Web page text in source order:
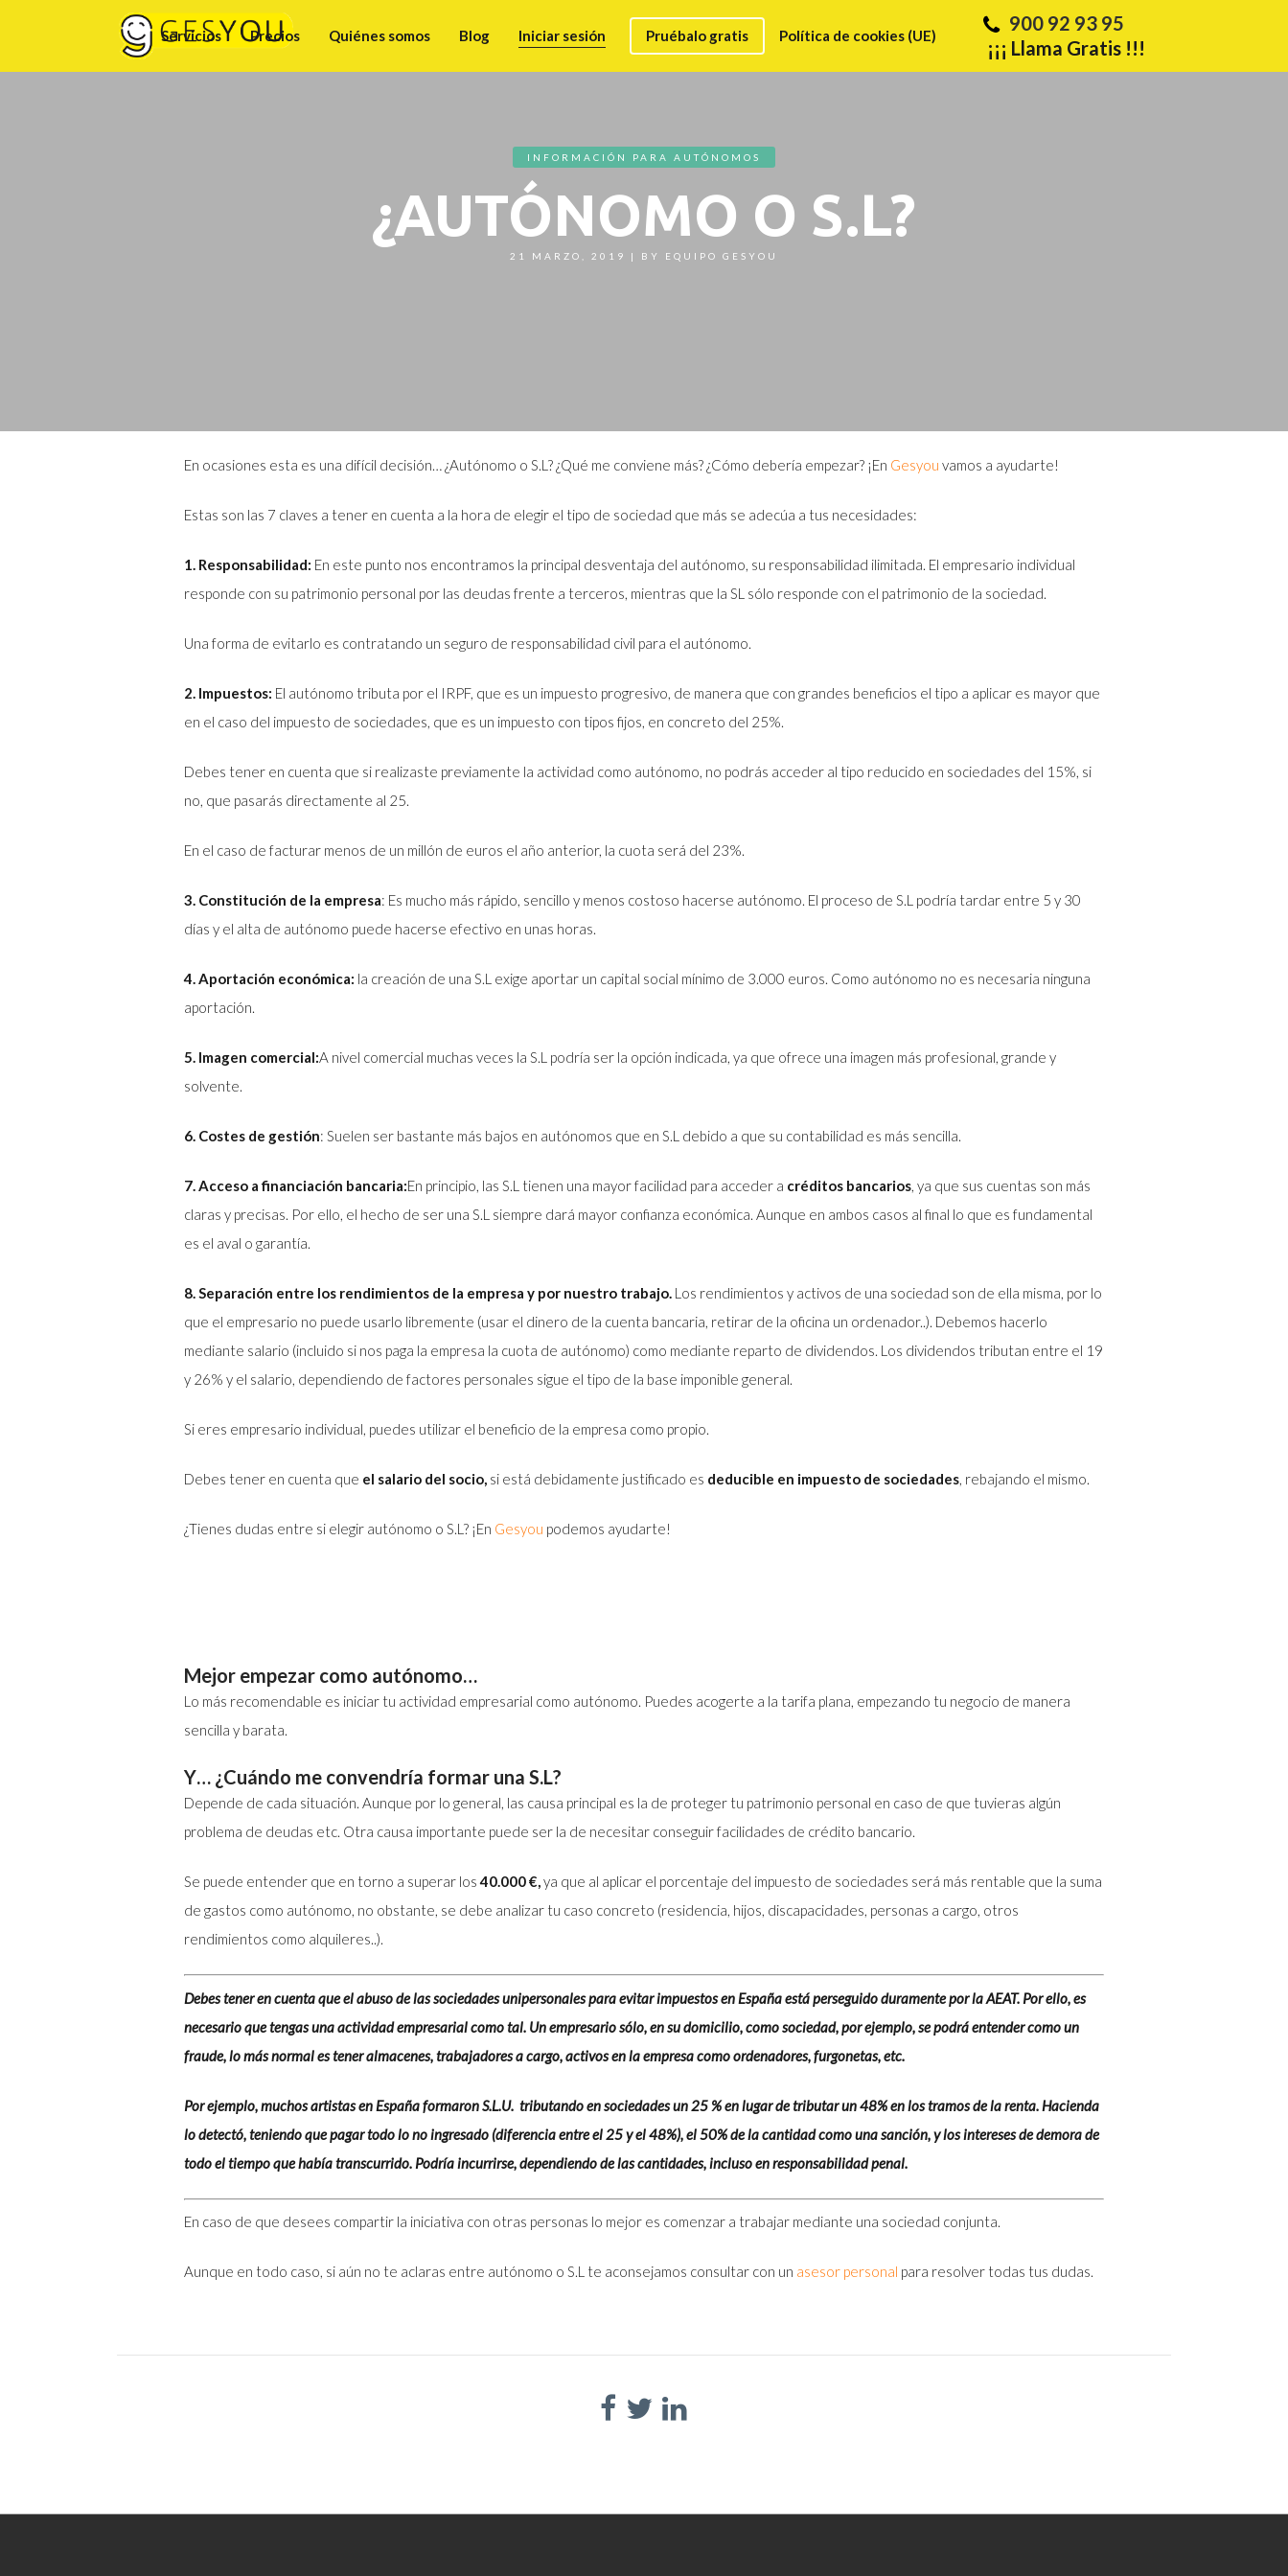
900 92 93 95
¡¡¡ Llama Gratis !!!
Servicios Precios Quiénes somos Blog Iniciar sesión Pruébalo gratis Política de cookies (UE)
INFORMACIÓN PARA AUTÓNOMOS
¿AUTÓNOMO O S.L?
21 MARZO, 2019 | BY EQUIPO GESYOU
En ocasiones esta es una difícil decisión… ¿Autónomo o S.L? ¿Qué me conviene más? ¿Cómo debería empezar? ¡En Gesyou vamos a ayudarte!
Estas son las 7 claves a tener en cuenta a la hora de elegir el tipo de sociedad que más se adecúa a tus necesidades:
1. Responsabilidad: En este punto nos encontramos la principal desventaja del autónomo, su responsabilidad ilimitada. El empresario individual
responde con su patrimonio personal por las deudas frente a terceros, mientras que la SL sólo responde con el patrimonio de la sociedad.
Una forma de evitarlo es contratando un seguro de responsabilidad civil para el autónomo.
2. Impuestos: El autónomo tributa por el IRPF, que es un impuesto progresivo, de manera que con grandes beneficios el tipo a aplicar es mayor que
en el caso del impuesto de sociedades, que es un impuesto con tipos fijos, en concreto del 25%.
Debes tener en cuenta que si realizaste previamente la actividad como autónomo, no podrás acceder al tipo reducido en sociedades del 15%, si
no, que pasarás directamente al 25.
En el caso de facturar menos de un millón de euros el año anterior, la cuota será del 23%.
3. Constitución de la empresa: Es mucho más rápido, sencillo y menos costoso hacerse autónomo. El proceso de S.L podría tardar entre 5 y 30
días y el alta de autónomo puede hacerse efectivo en unas horas.
4. Aportación económica: la creación de una S.L exige aportar un capital social mínimo de 3.000 euros. Como autónomo no es necesaria ninguna
aportación.
5. Imagen comercial:A nivel comercial muchas veces la S.L podría ser la opción indicada, ya que ofrece una imagen más profesional, grande y
solvente.
6. Costes de gestión: Suelen ser bastante más bajos en autónomos que en S.L debido a que su contabilidad es más sencilla.
7. Acceso a financiación bancaria:En principio, las S.L tienen una mayor facilidad para acceder a créditos bancarios, ya que sus cuentas son más
claras y precisas. Por ello, el hecho de ser una S.L siempre dará mayor confianza económica. Aunque en ambos casos al final lo que es fundamental
es el aval o garantía.
8. Separación entre los rendimientos de la empresa y por nuestro trabajo. Los rendimientos y activos de una sociedad son de ella misma, por lo
que el empresario no puede usarlo libremente (usar el dinero de la cuenta bancaria, retirar de la oficina un ordenador..). Debemos hacerlo
mediante salario (incluido si nos paga la empresa la cuota de autónomo) como mediante reparto de dividendos. Los dividendos tributan entre el 19
y 26% y el salario, dependiendo de factores personales sigue el tipo de la base imponible general.
Si eres empresario individual, puedes utilizar el beneficio de la empresa como propio.
Debes tener en cuenta que el salario del socio, si está debidamente justificado es deducible en impuesto de sociedades, rebajando el mismo.
¿Tienes dudas entre si elegir autónomo o S.L? ¡En Gesyou podemos ayudarte!
Mejor empezar como autónomo…
Lo más recomendable es iniciar tu actividad empresarial como autónomo. Puedes acogerte a la tarifa plana, empezando tu negocio de manera
sencilla y barata.
Y… ¿Cuándo me convendría formar una S.L?
Depende de cada situación. Aunque por lo general, las causa principal es la de proteger tu patrimonio personal en caso de que tuvieras algún
problema de deudas etc. Otra causa importante puede ser la de necesitar conseguir facilidades de crédito bancario.
Se puede entender que en torno a superar los40.000 €,ya que al aplicar el porcentaje del impuesto de sociedades será más rentable que la suma
de gastos como autónomo, no obstante, se debe analizar tu caso concreto (residencia, hijos, discapacidades, personas a cargo, otros
rendimientos como alquileres..).
Debes tener en cuenta que el abuso de las sociedades unipersonales para evitar impuestos en España está perseguido duramente por la AEAT. Por ello, es
necesario que tengas una actividad empresarial como tal. Un empresario sólo, en su domicilio, como sociedad, por ejemplo, se podrá entender como un
fraude, lo más normal es tener almacenes, trabajadores a cargo, activos en la empresa como ordenadores, furgonetas, etc.
Por ejemplo, muchos artistas en España formaron S.L.U. tributando en sociedades un 25 % en lugar de tributar un 48% en los tramos de la renta. Hacienda
lo detectó, teniendo que pagar todo lo no ingresado (diferencia entre el 25 y el 48%), el 50% de la cantidad como una sanción, y los intereses de demora de
todo el tiempo que había transcurrido. Podría incurrirse, dependiendo de las cantidades, incluso en responsabilidad penal.
En caso de que desees compartir la iniciativa con otras personas lo mejor es comenzar a trabajar mediante una sociedad conjunta.
Aunque en todo caso, si aún no te aclaras entre autónomo o S.L te aconsejamos consultar con un asesor personal para resolver todas tus dudas.